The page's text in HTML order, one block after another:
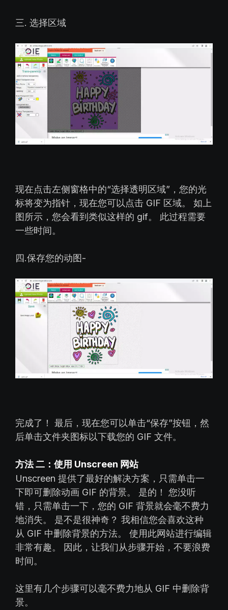
三. 选择区域
现在点击左侧窗格中的“选择透明区域”，您的光
标将变为指针，现在您可以点击 GIF 区域。 如上
图所示，您会看到类似这样的 gif。 此过程需要
一些时间。
四.保存您的动图-
完成了！ 最后，现在您可以单击“保存”按钮，然
后单击文件夹图标以下载您的 GIF 文件。
方法 二：使用 Unscreen 网站
Unscreen 提供了最好的解决方案，只需单击一
下即可删除动画 GIF 的背景。 是的！ 您没听
错，只需单击一下，您的 GIF 背景就会毫不费力
地消失。 是不是很神奇？ 我相信您会喜欢这种
从 GIF 中删除背景的方法。 使用此网站进行编辑
非常有趣。 因此，让我们从步骤开始，不要浪费
时间。
这里有几个步骤可以毫不费力地从 GIF 中删除背
景。